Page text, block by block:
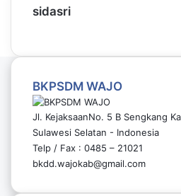
sidasri
BKPSDM WAJO
Jl. KejaksaanNo. 5 B Sengkang
Sulawesi Selatan - Indonesia
Telp / Fax : 0485 – 21021
bkdd.wajokab@gmail.com